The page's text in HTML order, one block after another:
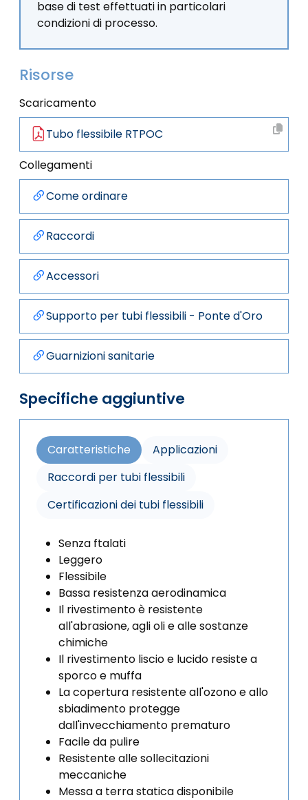
base di test effettuati in particolari
condizioni di processo.
Risorse
Scaricamento
Tubo flessibile RTPOC
Collegamenti
Come ordinare
Raccordi
Accessori
Supporto per tubi flessibili - Ponte d'Oro
Guarnizioni sanitarie
Specifiche aggiuntive
Caratteristiche
Applicazioni
Raccordi per tubi flessibili
Certificazioni dei tubi flessibili
Senza ftalati
Leggero
Flessibile
Bassa resistenza aerodinamica
Il rivestimento è resistente
all'abrasione, agli oli e alle sostanze
chimiche
Il rivestimento liscio e lucido resiste a
sporco e muffa
La copertura resistente all'ozono e allo
sbiadimento protegge
dall'invecchiamento prematuro
Facile da pulire
Resistente alle sollecitazioni
meccaniche
Messa a terra statica disponibile